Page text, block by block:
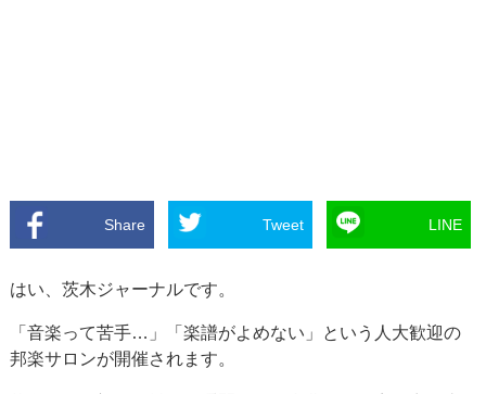
Share Tweet LINE
はい、茨木ジャーナルです。
「音楽って苦手…」「楽譜がよめない」という人大歓迎の
邦楽サロンが開催されます。